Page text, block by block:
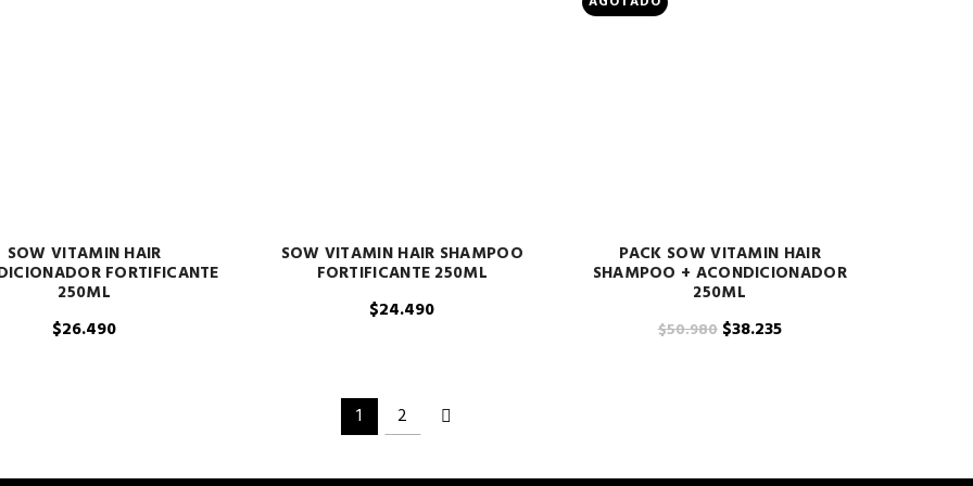
SOW VITAMIN HAIR
FORTIFICANTE
250ML
$26.490
SOW VITAMIN HAIR SHAMPOO
FORTIFICANTE 250ML
$24.490
PACK SOW VITAMIN HAIR
SHAMPOO + ACONDICIONADOR
250ML
$50.980 El
$38.235El
1 2